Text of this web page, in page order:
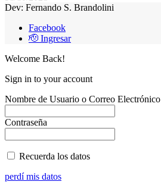
Dev: Fernando S. Brandolini
Facebook
🫡 Ingresar
Welcome Back!
Sign in to your account
Nombre de Usuario o Correo Electrónico
Contraseña
Recuerda los datos
perdí mis datos